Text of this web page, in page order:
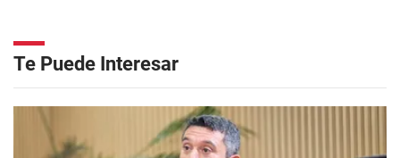
Te Puede Interesar